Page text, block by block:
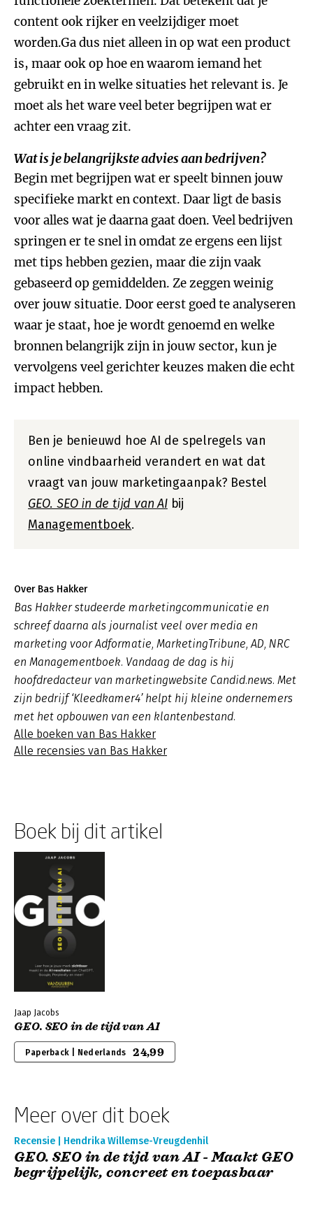
content ook rijker en veelzijdiger moet
worden.Ga dus niet alleen in op wat een product
is, maar ook op hoe en waarom iemand het
gebruikt en in welke situaties het relevant is. Je
moet als het ware veel beter begrijpen wat er
achter een vraag zit.
Wat is je belangrijkste advies aan bedrijven?
Begin met begrijpen wat er speelt binnen jouw
specifieke markt en context. Daar ligt de basis
voor alles wat je daarna gaat doen. Veel bedrijven
springen er te snel in omdat ze ergens een lijst
met tips hebben gezien, maar die zijn vaak
gebaseerd op gemiddelden. Ze zeggen weinig
over jouw situatie. Door eerst goed te analyseren
waar je staat, hoe je wordt genoemd en welke
bronnen belangrijk zijn in jouw sector, kun je
vervolgens veel gerichter keuzes maken die echt
impact hebben.
Ben je benieuwd hoe AI de spelregels van
online vindbaarheid verandert en wat dat
vraagt van jouw marketingaanpak? Bestel
GEO. SEO in de tijd van AIbij
Managementboek.
Over Bas Hakker
Bas Hakker studeerde marketingcommunicatie en
schreef daarna als journalist veel over media en
marketing voor Adformatie, MarketingTribune, AD, NRC
en Managementboek. Vandaag de dag is hij
hoofdredacteur van marketingwebsite Candid.news. Met
zijn bedrijf ‘Kleedkamer4’ helpt hij kleine ondernemers
met het opbouwen van een klantenbestand.
Alle boeken van Bas Hakker
Alle recensies van Bas Hakker
Boek bij dit artikel
Jaap Jacobs
GEO. SEO in de tijd van AI
Paperback | Nederlands 24,99
Meer over dit boek
Recensie | Hendrika Willemse-Vreugdenhil
GEO. SEO in de tijd van AI - Maakt GEO
begrijpelijk, concreet en toepasbaar